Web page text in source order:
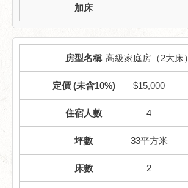
高級家庭房（2大床）
$15,000
4
33平方米
2